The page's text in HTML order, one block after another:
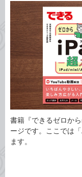
カ
テ
ゴ
リ
事
タ
グ
書籍『できるゼロか
ージです。ここでは
ます。